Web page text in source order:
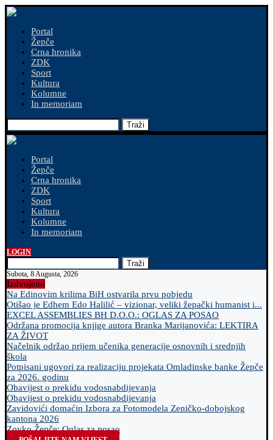
Portal
Žepče
Crna hronika
ZDK
Sport
Kultura
Kolumne
In memoriam
Traži
Portal
Žepče
Crna hronika
ZDK
Sport
Kultura
Kolumne
In memoriam
LOGIN
Traži
Subota, 8 Augusta, 2026
Izdvojeno
Na Edinovim krilima BiH ostvarila prvu pobjedu
Otišao je Edhem Edo Halilić – vizionar, veliki žepački humanist i...
EXCEL ASSEMBLIES BH D.O.O.: OGLAS ZA POSAO
Održana promocija knjige autora Branka Marijanovića: LEKTIRA
ZA ŽIVOT
Načelnik održao prijem učenika generacije osnovnih i srednjih
škola
Potpisani ugovori za realizaciju projekata Omladinske banke Žepče
za 2026. godinu
Obavijest o prekidu vodosnabdijevanja
Obavijest o prekidu vodosnabdijevanja
Zavidovići domaćin Izbora za Fotomodela Zeničko-dobojskog
kantona 2026
Zovko Žepče: Oglas za posao